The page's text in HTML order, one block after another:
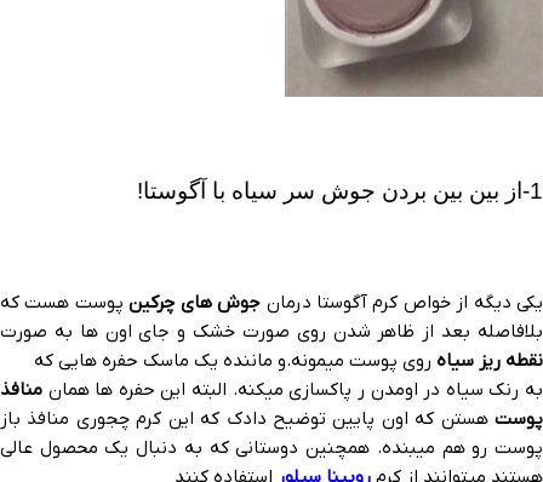
1-از بین بین بردن جوش سر سیاه با آگوستا!
یکی دیگه از خواص کرم آگوستا درمان جوش های چرکینپوست هست که
بلافاصله بعد از ظاهر شدن روی صورت خشک و جای اون ها به صورت
نقطه ریز سیاه روی پوست میمونه.و ماننده یک ماسک حفره هایی که
به رنک سیاه در اومدن ر پاکسازی میکنه. البته این حفره ها همان منافذ
پوست هستن که اون پایین توضیح دادک که این کرم چجوری منافذ باز
پوست رو هم میبنده. همچنین دوستانی که به دنبال یک محصول عالی
هستند میتوانند از کرم روبینا سیلور استفاده کنند